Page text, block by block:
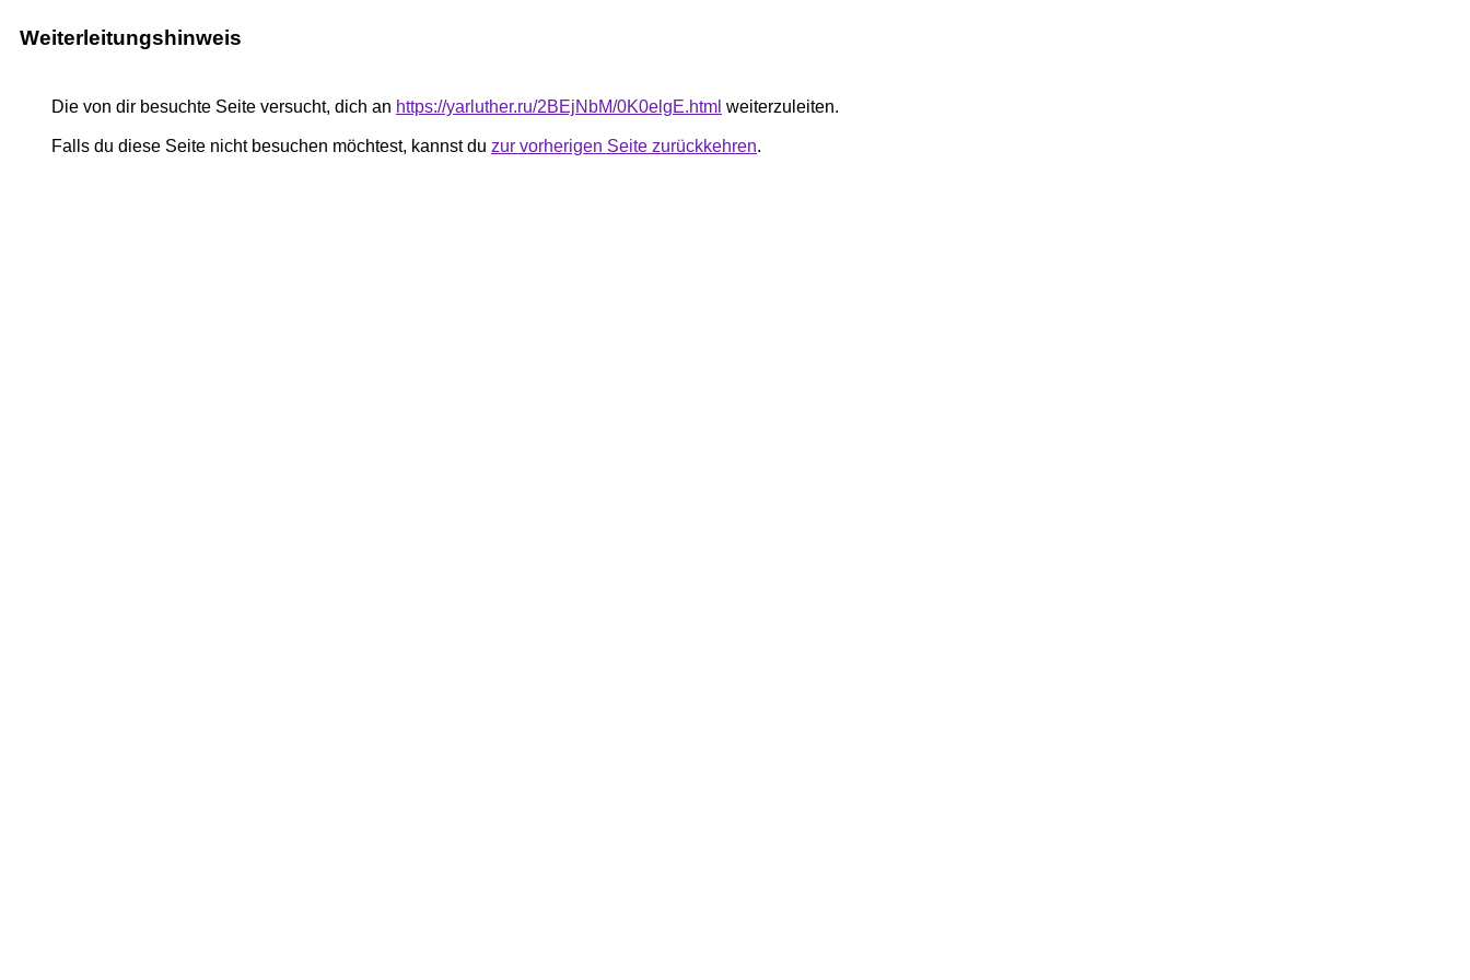
Weiterleitungshinweis
Die von dir besuchte Seite versucht, dich an https://yarluther.ru/2BEjNbM/0K0elgE.html weiterzuleiten.
Falls du diese Seite nicht besuchen möchtest, kannst du zur vorherigen Seite zurückkehren.